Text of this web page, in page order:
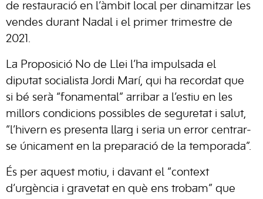
de restauració en l’àmbit local per dinamitzar les
vendes durant Nadal i el primer trimestre de
2021.
La Proposició No de Llei l’ha impulsada el
diputat socialista Jordi Marí, qui ha recordat que
si bé serà “fonamental” arribar a l’estiu en les
millors condicions possibles de seguretat i salut,
“l’hivern es presenta llarg i seria un error centrar-
se únicament en la preparació de la temporada”.
És per aquest motiu, i davant el “context
d’urgència i gravetat en què ens trobam” que